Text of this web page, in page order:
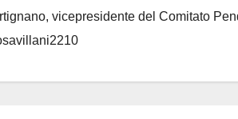
, vicepresidente del Comitato